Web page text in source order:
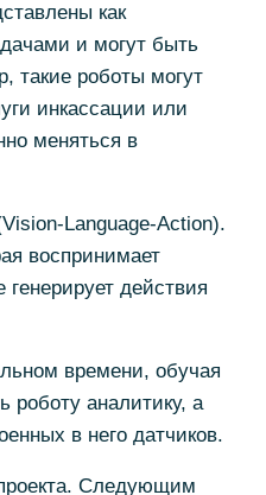
как
и могут быть
такие роботы могут
инкассации или
меняться в
Language-Action).
воспринимает
действия
времени, обучая
роботу аналитику, а
в него датчиков.
Следующим